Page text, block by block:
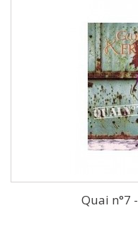
Quai n°7